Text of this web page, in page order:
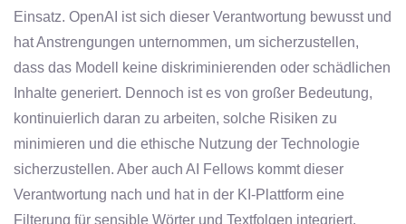
Einsatz. OpenAI ist sich dieser Verantwortung bewusst und
hat Anstrengungen unternommen, um sicherzustellen,
dass das Modell keine diskriminierenden oder schädlichen
Inhalte generiert. Dennoch ist es von großer Bedeutung,
kontinuierlich daran zu arbeiten, solche Risiken zu
minimieren und die ethische Nutzung der Technologie
sicherzustellen. Aber auch AI Fellows kommt dieser
Verantwortung nach und hat in der KI-Plattform eine
Filterung für sensible Wörter und Textfolgen integriert.